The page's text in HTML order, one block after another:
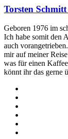
Torsten
Geboren 1976 im
Ich habe somit den
auch
mir auf meiner
was für einen
könnt ihr das gerne